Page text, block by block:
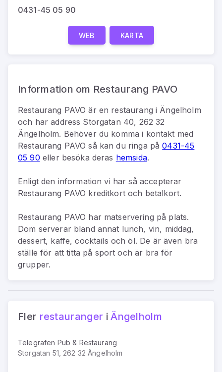
0431-45 05 90
WEB KARTA
Information om Restaurang PAVO
Restaurang PAVO är en restaurang i Ängelholm
och har address Storgatan 40, 262 32
Ängelholm. Behöver du komma i kontakt med
Restaurang PAVO så kan du ringa på0431-45
05 90 eller besöka deras hemsida.
Enligt den information vi har så accepterar
Restaurang PAVO kreditkort och betalkort.
Restaurang PAVO har matservering på plats.
Dom serverar bland annat lunch, vin, middag,
dessert, kaffe, cocktails och öl. De är även bra
ställe för att titta på sport och är bra för
grupper.
Fler restauranger i Ängelholm
Telegrafen Pub & Restaurang
Storgatan 51, 262 32 Ängelholm